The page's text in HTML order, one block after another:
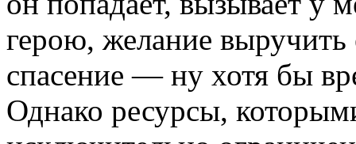
герою, желание
спасение — ну хотя бы
Однако ресурсы,